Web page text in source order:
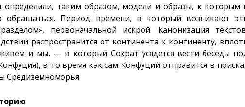
таким образом, модели и образы, к которым
обращаться. Период времени, в который возникают
первоначальной искрой. Канонизация
распространится от континента к континенту,
и мы, — в который Сократ усядется вести беседы
в то время как сам Конфуций отправится в
Средиземноморья.